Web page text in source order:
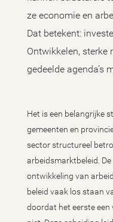
ze economie en
Dat betekent:
Ontwikkelen, sterke
gedeelde agenda’s
Het is een belangrijke
gemeenten en
sector structureel
arbeidsmarktbeleid.
ontwikkeling van
beleid vaak los staan
doordat het eerste